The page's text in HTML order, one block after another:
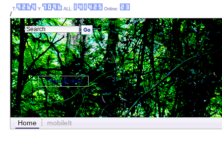
/
Home mobileIt
T: Y: ALL: Online:
ThemePanel